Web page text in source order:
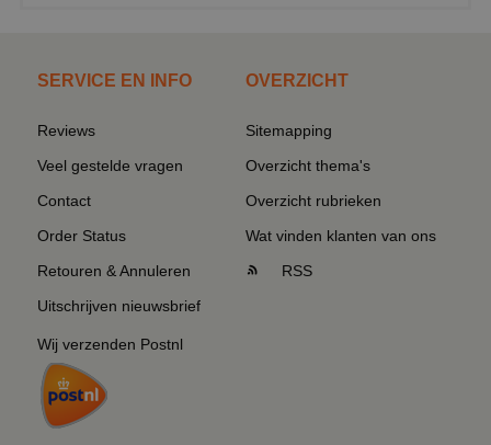
SERVICE EN INFO
Reviews
Veel gestelde vragen
Contact
Order Status
Retouren & Annuleren
Uitschrijven nieuwsbrief
Wij verzenden Postnl
OVERZICHT
Sitemapping
Overzicht thema's
Overzicht rubrieken
Wat vinden klanten van ons
RSS